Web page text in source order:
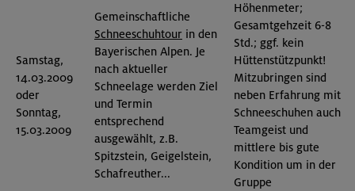
Samstag,
14.03.2009
oder
Sonntag,
15.03.2009
Gemeinschaftliche
Schneeschuhtour in den
Bayerischen Alpen. Je
nach aktueller
Schneelage werden Ziel
und Termin
entsprechend
ausgewählt, z.B.
Spitzstein, Geigelstein,
Schafreuther...
Höhenmeter;
Gesamtgehzeit 6-8
Std.; ggf. kein
Hüttenstützpunkt!
Mitzubringen sind
neben Erfahrung mit
Schneeschuhen auch
Teamgeist und
mittlere bis gute
Kondition um in der
Gruppe